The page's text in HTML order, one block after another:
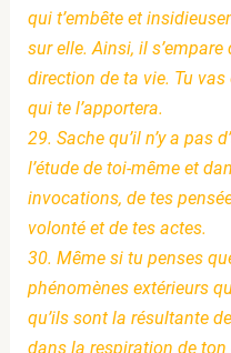
qui t’embête et
sur elle. Ainsi, il
direction de ta vie. Tu
qui te l’apportera.
29. Sache qu’il n’y a pas
l’étude de toi-même et
invocations, de tes
volonté et de tes actes.
30. Même si tu penses
phénomènes extérieurs
qu’ils sont la résultante
dans la respiration de ton